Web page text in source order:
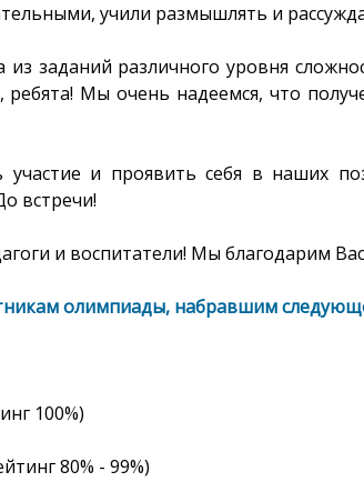
учили размышлять и
заданий различного уровня
Мы очень надеемся, что
и проявить себя в наших
встречи!
и воспитатели! Мы благодарим Вас
олимпиады, набравшим
100%)
80% - 99%)